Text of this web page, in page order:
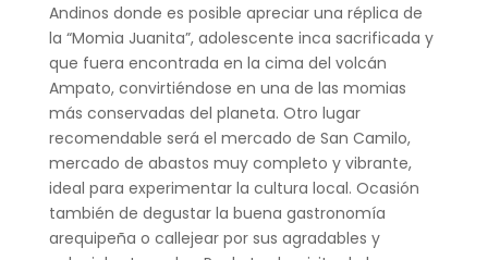
Andinos donde es posible apreciar una réplica de
la “Momia Juanita”, adolescente inca sacrificada y
que fuera encontrada en la cima del volcán
Ampato, convirtiéndose en una de las momias
más conservadas del planeta. Otro lugar
recomendable será el mercado de San Camilo,
mercado de abastos muy completo y vibrante,
ideal para experimentar la cultura local. Ocasión
también de degustar la buena gastronomía
arequipeña o callejear por sus agradables y